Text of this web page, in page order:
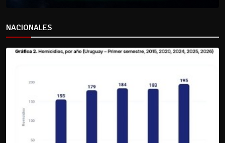
NACIONALES